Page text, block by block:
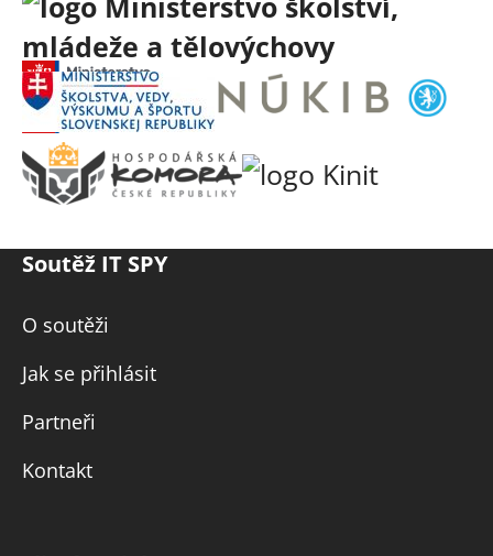
Soutěž IT SPY
O soutěži
Jak se přihlásit
Partneři
Kontakt